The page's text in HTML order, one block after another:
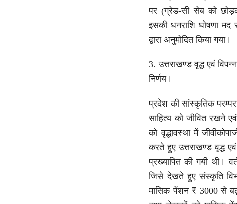
पर (ग्रेड-सी सेब को
इसकी धनराशि घोषणा
द्वारा अनुमोदित किया गया।
3. उत्तराखण्ड वृद्ध एवं
निर्णय।
प्रदेश की सांस्कृतिक
साहित्य को जीवित रखने
को वृद्धावस्था में
करते हुए उत्तराखण्ड वृद्ध
प्रख्यापित की गयी थी।
जिसे देखते हुए संस्कृति
मासिक पेंशन ₹ 3000 से